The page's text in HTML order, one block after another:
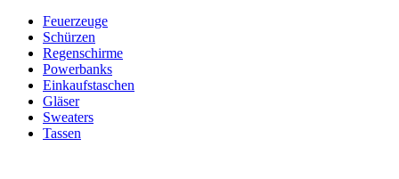
Feuerzeuge
Schürzen
Regenschirme
Powerbanks
Einkaufstaschen
Gläser
Sweaters
Tassen